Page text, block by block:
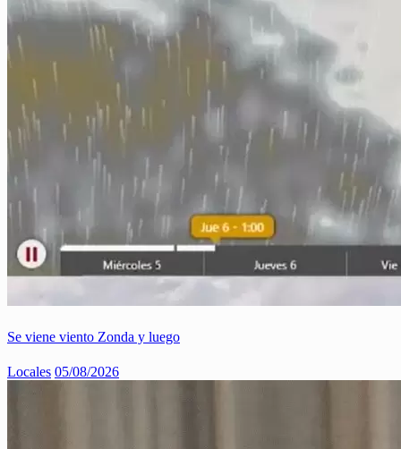
Se viene viento Zonda y luego
Locales 05/08/2026